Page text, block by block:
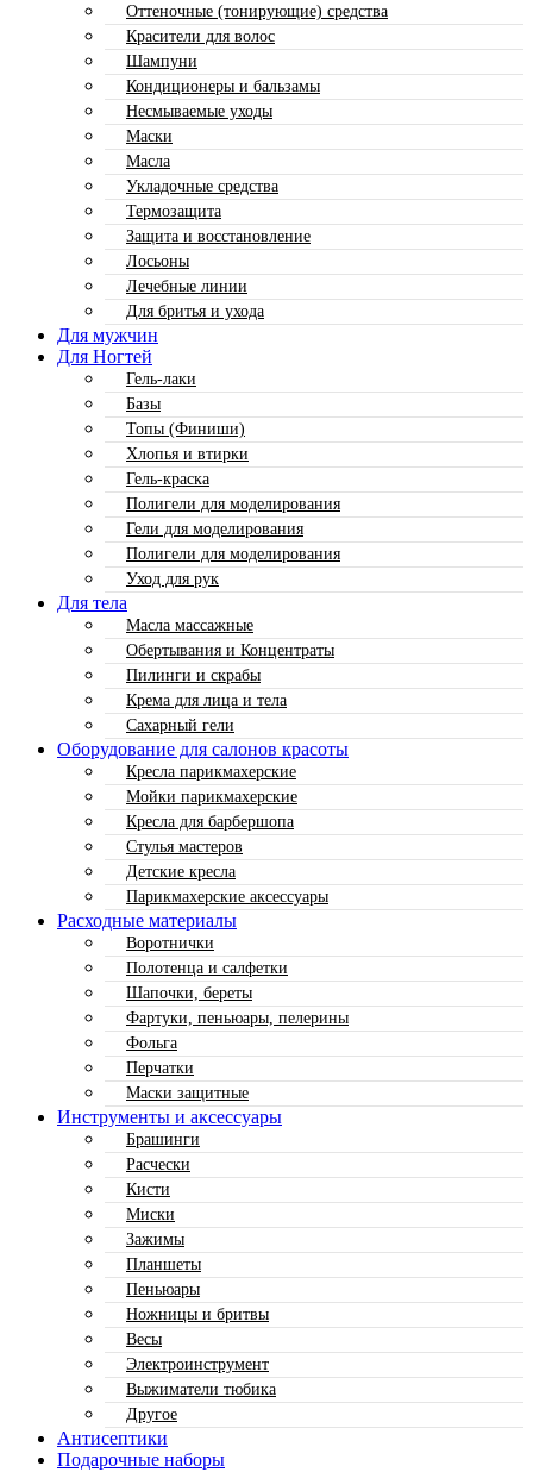
Оттеночные (тонирующие) средства
Красители для волос
Шампуни
Кондиционеры и бальзамы
Несмываемые уходы
Маски
Масла
Укладочные средства
Термозащита
Защита и восстановление
Лосьоны
Лечебные линии
Для бритья и ухода
Для мужчин
Для Ногтей
Гель-лаки
Базы
Топы (Финиши)
Хлопья и втирки
Гель-краска
Полигели для моделирования
Гели для моделирования
Полигели для моделирования
Уход для рук
Для тела
Масла массажные
Обертывания и Концентраты
Пилинги и скрабы
Крема для лица и тела
Сахарный гели
Оборудование для салонов красоты
Кресла парикмахерские
Мойки парикмахерские
Кресла для барбершопа
Стулья мастеров
Детские кресла
Парикмахерские аксессуары
Расходные материалы
Воротнички
Полотенца и салфетки
Шапочки, береты
Фартуки, пеньюары, пелерины
Фольга
Перчатки
Маски защитные
Инструменты и аксессуары
Брашинги
Расчески
Кисти
Миски
Зажимы
Планшеты
Пеньюары
Ножницы и бритвы
Весы
Электроинструмент
Выжиматели тюбика
Другое
Антисептики
Подарочные наборы